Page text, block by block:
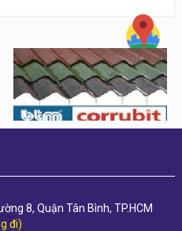
8, Quận Tân Bình, TP.HCM
đi)